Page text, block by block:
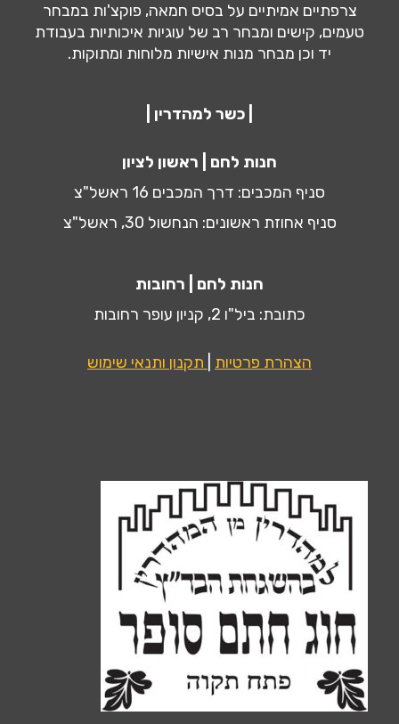
צרפתיים אמיתיים על בסיס חמאה, פוקצ'ות במבחר
טעמים, קישים ומבחר רב של עוגיות איכותיות בעבודת
יד וכן מבחר מנות אישיות מלוחות ומתוקות.
| כשר למהדרין |
חנות לחם | ראשון לציון
סניף המכבים: דרך המכבים 16 ראשל"צ
סניף אחוזת ראשונים: הנחשול 30, ראשל"צ
חנות לחם | רחובות
כתובת: ביל"ו 2, קניון עופר רחובות
הצהרת פרטיות תקנון ותנאי שימוש